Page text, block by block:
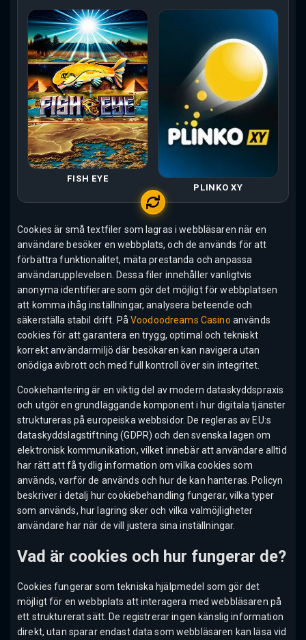
FISH EYE
PLINKO XY
Cookies är små textfiler som lagras i webbläsaren när en
användare besöker en webbplats, och de används för att
förbättra funktionalitet, mäta prestanda och anpassa
användarupplevelsen. Dessa filer innehåller vanligtvis
anonyma identifierare som gör det möjligt för webbplatsen
att komma ihåg inställningar, analysera beteende och
säkerställa stabil drift. PåVoodoodreams Casino används
cookies för att garantera en trygg, optimal och tekniskt
korrekt användarmiljö där besökaren kan navigera utan
onödiga avbrott och med full kontroll över sin integritet.
Cookiehantering är en viktig del av modern dataskyddspraxis
och utgör en grundläggande komponent i hur digitala tjänster
struktureras på europeiska webbsidor. De regleras av EU:s
dataskyddslagstiftning (GDPR) och den svenska lagen om
elektronisk kommunikation, vilket innebär att användare alltid
har rätt att få tydlig information om vilka cookies som
används, varför de används och hur de kan hanteras. Policyn
beskriver i detalj hur cookiebehandling fungerar, vilka typer
som används, hur lagring sker och vilka valmöjligheter
användare har när de vill justera sina inställningar.
Vad är cookies och hur fungerar de?
Cookies fungerar som tekniska hjälpmedel som gör det
möjligt för en webbplats att interagera med webbläsaren på
ett strukturerat sätt. De registrerar ingen känslig information
direkt, utan sparar endast data som webbläsaren kan läsa vid